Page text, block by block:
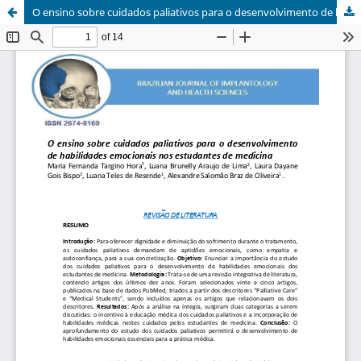
O ensino sobre cuidados paliativos para o desenvolvimento de habilidades emocionais nos estudantes de medicina